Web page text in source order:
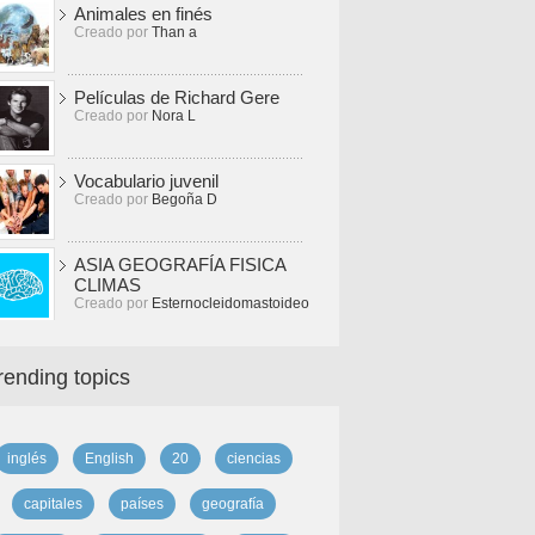
Animales en finés
Creado por Than a
Películas de Richard Gere
Creado por Nora L
Vocabulario juvenil
Creado por Begoña D
ASIA GEOGRAFÍA FISICA
CLIMAS
Creado por Esternocleidomastoideo
topics
inglés English 20 ciencias
capitales países geografía